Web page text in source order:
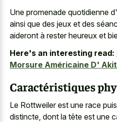
Une promenade quotidienne
ainsi que des jeux et des
aideront à rester heureux et
Here's an interesting read:
Morsure Américaine D'
Caractéristiques
Le Rottweiler est une race
distincte, dont la tête est une